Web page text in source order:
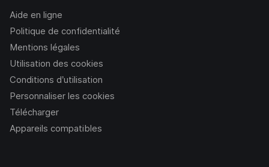
Aide en ligne
Politique de confidentialité
Mentions légales
Utilisation des cookies
Conditions d’utilisation
Personnaliser les cookies
Télécharger
Appareils compatibles